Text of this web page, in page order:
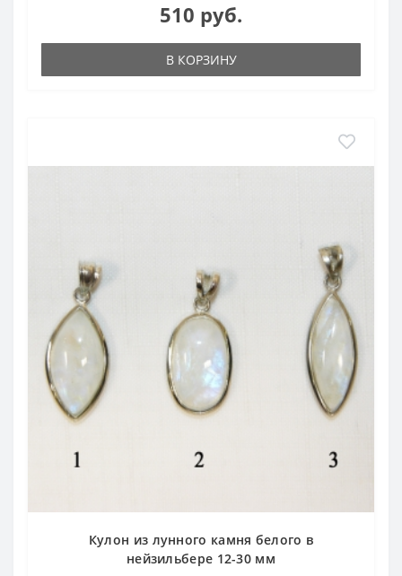
510 руб.
В КОРЗИНУ
Кулон из лунного камня белого в
нейзильбере 12-30 мм